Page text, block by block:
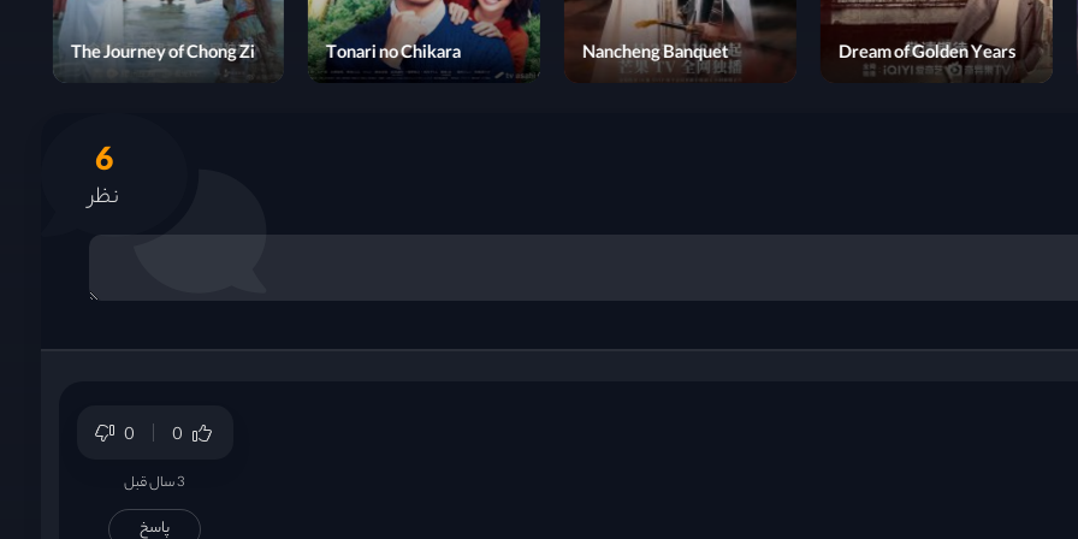
Nancheng Banquet
Tonari no Chikara
The Journey of Chong Zi
Witch's Love
6
نظر
0 0
3 سال قبل
پاسخ